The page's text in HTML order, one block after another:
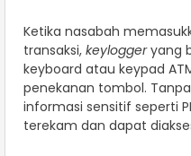
Ketika nasabah
transaksi, keyloggeryang
keyboard atau keypad
penekanan tombol.
informasi sensitif seperti
terekam dan dapat